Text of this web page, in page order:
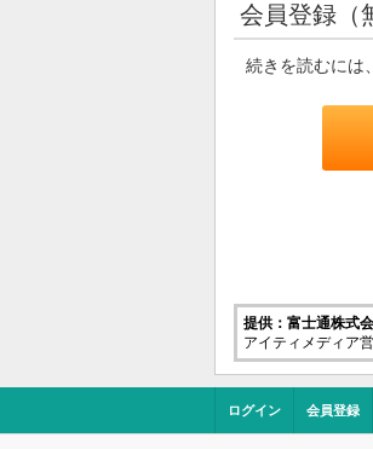
会員登録（
続きを読むには
提供：富士通株式
アイティメディア
ログイン 会員登録